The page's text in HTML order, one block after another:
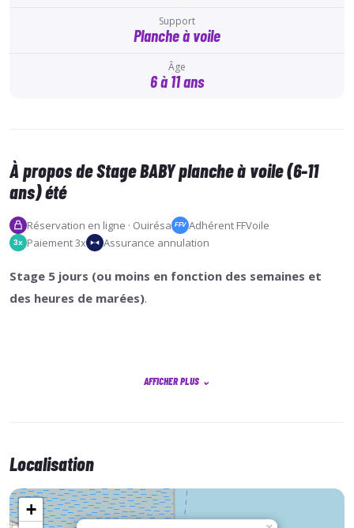
Support
Planche à voile
Âge
6 à 11 ans
À propos de Stage BABY planche à voile (6-11
ans) été
Réservation en ligne · Ouirésa FFV Adhérent FFVoile
3x Paiement 3x Assurance annulation
Stage 5 jours (ou moins en fonction des semaines et
des heures de marées).
éducative à la planche à voile pour les plus jeunes. Nous
l'apprentissage. À travers des jeux d’équilibre et des
et les bonnes postures à adopter sur la planche. Ce
stage initie vos petits moussaillons à la planche à voile
AFFICHER PLUS ⌄
Localisation
+